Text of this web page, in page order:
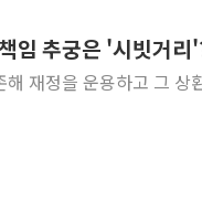
인천 선재도 갯벌서 해
인천서 말다툼 중 어머
'화합' 꺼낸 김민석에 '
李대통령, ISA 개편
임 추궁은 '시빗거
재정을 운용하고 그 상